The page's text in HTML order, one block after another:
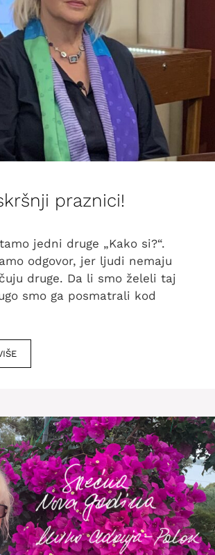
praznici!
jedni druge „Kako si?“.
odgovor, jer ljudi nemaju
druge. Da li smo želeli taj
smo ga posmatrali kod